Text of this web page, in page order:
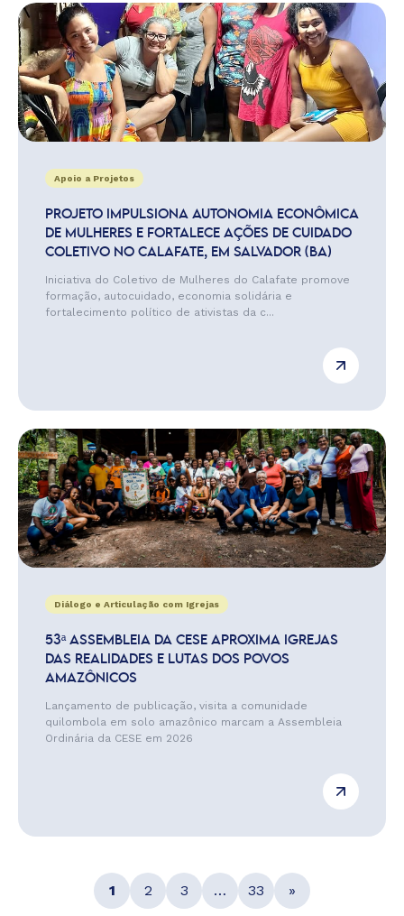
Apoio a Projetos
PROJETO IMPULSIONA AUTONOMIA ECONÔMICA
DE MULHERES E FORTALECE AÇÕES DE CUIDADO
COLETIVO NO CALAFATE, EM SALVADOR (BA)
Iniciativa do Coletivo de Mulheres do Calafate promove
formação, autocuidado, economia solidária e
fortalecimento político de ativistas da c...
Diálogo e Articulação com Igrejas
53ª ASSEMBLEIA DA CESE APROXIMA IGREJAS
DAS REALIDADES E LUTAS DOS POVOS
AMAZÔNICOS
Lançamento de publicação, visita a comunidade
quilombola em solo amazônico marcam a Assembleia
Ordinária da CESE em 2026
1 2 3 … 33 »